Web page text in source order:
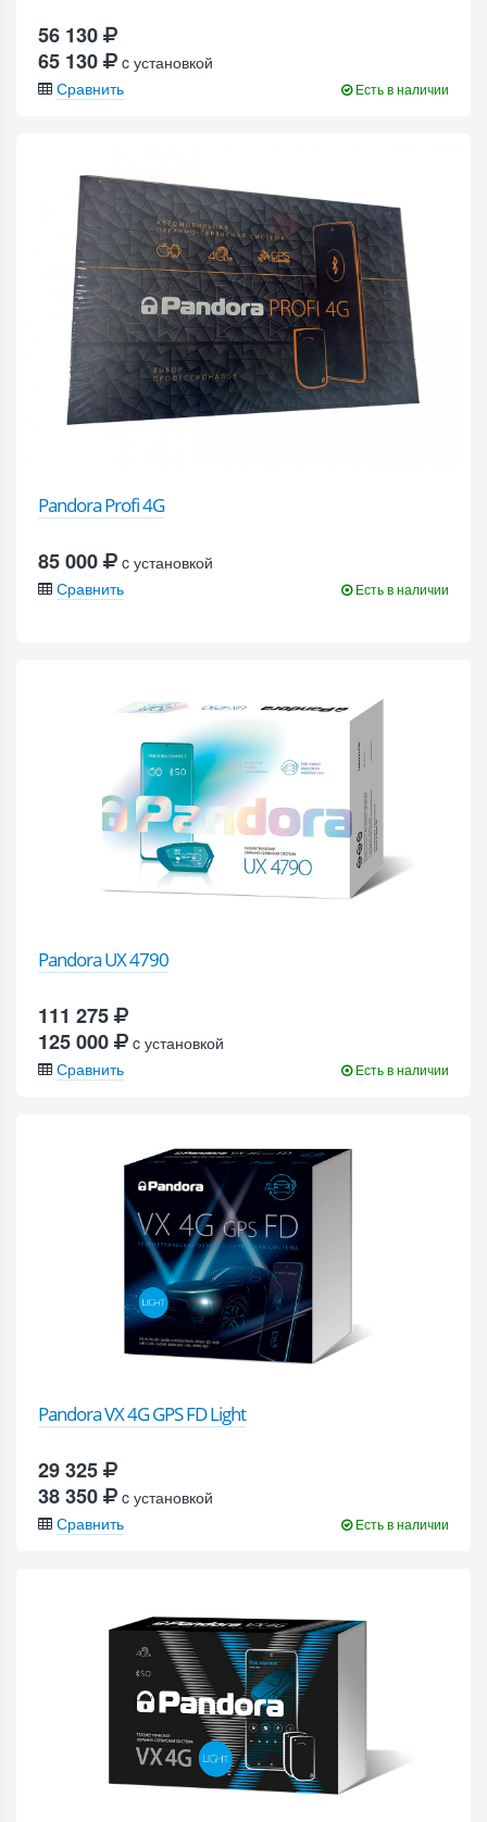
56 130
65 130
c установкой
Сравнить
Есть в наличии
Pandora Profi 4G
85 000
c установкой
Сравнить
Есть в наличии
Pandora UX 4790
111 275
125 000
c установкой
Сравнить
Есть в наличии
Pandora VX 4G GPS FD Light
29 325
38 350
c установкой
Сравнить
Есть в наличии